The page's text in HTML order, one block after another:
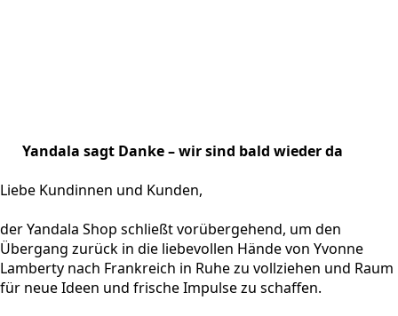
Yandala sagt Danke – wir sind bald wieder da
Liebe Kundinnen und Kunden,
der Yandala Shop schließt vorübergehend, um den
Übergang zurück in die liebevollen Hände von Yvonne
Lamberty nach Frankreich in Ruhe zu vollziehen und Raum
für neue Ideen und frische Impulse zu schaffen.